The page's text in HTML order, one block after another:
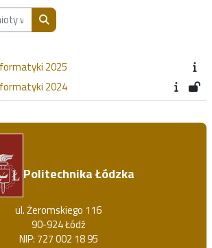
wg nazwy, opisu lub prowadzącego
Przeszukaj przedmioty wg nazwy,
2025
2024
Politechnika Łódzka
ul. Żeromskiego 116
90-924 Łódź
NIP: 727 002 18 95